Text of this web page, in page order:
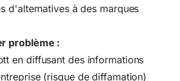
d'alternatives à des marques
problème :
en diffusant des informations
(risque de diffamation)